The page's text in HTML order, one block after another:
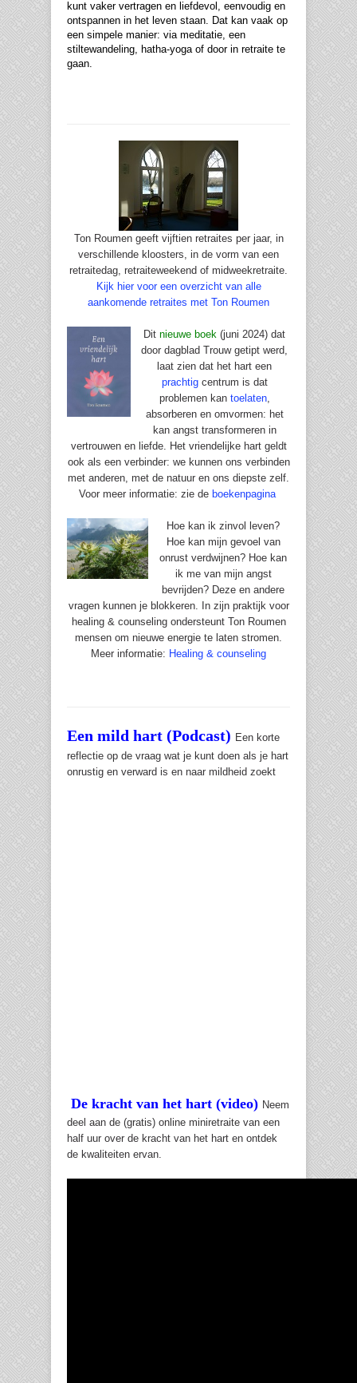
kunt vaker vertragen en liefdevol, eenvoudig en
ontspannen in het leven staan. Dat kan vaak op
een simpele manier: via meditatie, een
stiltewandeling, hatha-yoga of door in retraite te
gaan.
Ton Roumen geeft vijftien retraites per jaar, in
verschillende kloosters, in de vorm van een
retraitedag, retraiteweekend of midweekretraite.
Kijk hier voor een overzicht van alle
aankomende retraites met Ton Roumen
Dit nieuwe boek (juni 2024) dat
door dagblad Trouw getipt werd,
laat zien dat het hart een
prachtigcentrum is dat
problemen kan toelaten,
absorberen en omvormen: het
kan angst transformeren in
vertrouwen en liefde. Het vriendelijke hart geldt
ook als een verbinder: we kunnen ons verbinden
met anderen, met de natuur en ons diepste zelf.
Voor meer informatie: zie de boekenpagina
Hoe kan ik zinvol leven?
Hoe kan mijn gevoel van
onrust verdwijnen? Hoe kan
ik me van mijn angst
bevrijden? Deze en andere
vragen kunnen je blokkeren. In zijn praktijk voor
healing & counseling ondersteunt Ton Roumen
mensen om nieuwe energie te laten stromen.
Meer informatie: Healing & counseling
Een mild hart (Podcast) Een korte
reflectie op de vraag wat je kunt doen als je hart
onrustig en verward is en naar mildheid zoekt
De kracht van het hart (video) Neem
deel aan de (gratis) online miniretraite van een
half uur over de kracht van het hart en ontdek
de kwaliteiten ervan.